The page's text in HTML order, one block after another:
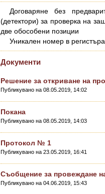
Договаряне без
(детектори) за проверка на
две обособени позиции
Уникален номер в
Документи
Решение за откриване на
Публикувано на 08.05.2019, 14:02
Покана
Публикувано на 08.05.2019, 14:03
Протокол № 1
Публикувано на 23.05.2019, 16:41
Съобщение за провеждане
Публикувано на 04.06.2019, 15:43